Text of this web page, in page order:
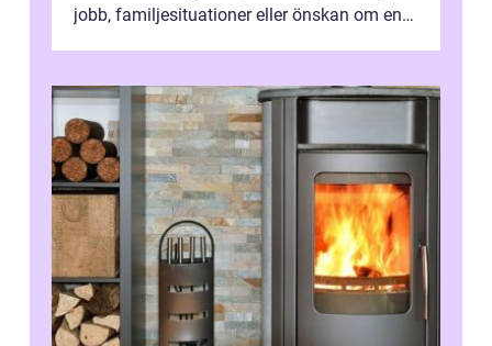
jobb, familjesituationer eller önskan om en